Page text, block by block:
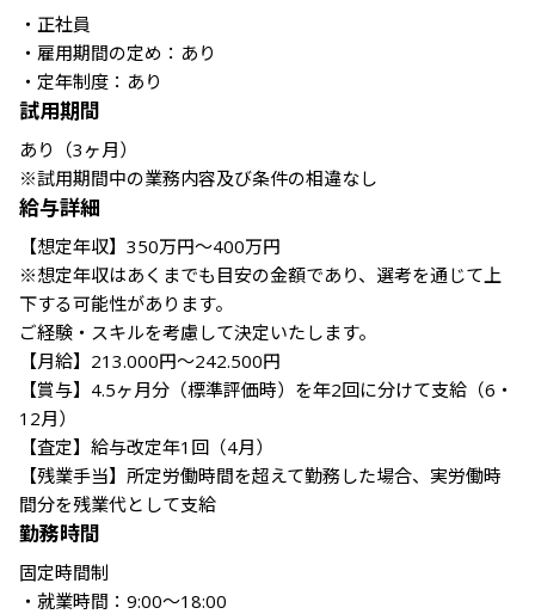
・正社員
・雇用期間の定め：あり
・定年制度：あり
試用期間
あり（3ヶ月）
※試用期間中の業務内容及び条件の相違なし
給与詳細
【想定年収】350万円〜400万円
※想定年収はあくまでも目安の金額であり、選考を通じて上
下する可能性があります。
ご経験・スキルを考慮して決定いたします。
【月給】213.000円〜242.500円
【賞与】4.5ヶ月分（標準評価時）を年2回に分けて支給（6・
12月）
【査定】給与改定年1回（4月）
【残業手当】所定労働時間を超えて勤務した場合、実労働時
間分を残業代として支給
勤務時間
固定時間制
・就業時間：9:00〜18:00